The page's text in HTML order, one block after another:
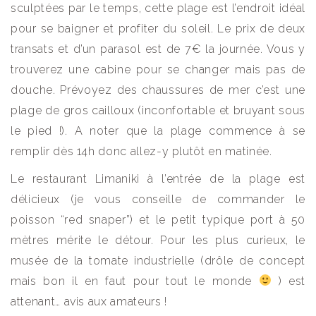
sculptées par le temps, cette plage est l’endroit idéal
pour se baigner et profiter du soleil. Le prix de deux
transats et d’un parasol est de 7€ la journée. Vous y
trouverez une cabine pour se changer mais pas de
douche. Prévoyez des chaussures de mer c’est une
plage de gros cailloux (inconfortable et bruyant sous
le pied !). A noter que la plage commence à se
remplir dès 14h donc allez-y plutôt en matinée.
Le restaurant Limaniki à l’entrée de la plage est
délicieux (je vous conseille de commander le
poisson “red snaper”) et le petit typique port à 50
mètres mérite le détour. Pour les plus curieux, le
musée de la tomate industrielle (drôle de concept
mais bon il en faut pour tout le monde
) est
attenant… avis aux amateurs !